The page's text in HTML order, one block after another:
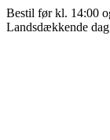
Videre
til
Bestil før kl. 14:00
Landsdækkende